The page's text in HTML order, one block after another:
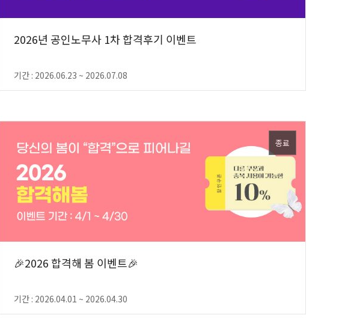
2026년 공인노무사 1차 합격후기 이벤트
기간 : 2026.06.23 ~ 2026.07.08
종료
🎉2026 합격해 봄 이벤트🎉
기간 : 2026.04.01 ~ 2026.04.30